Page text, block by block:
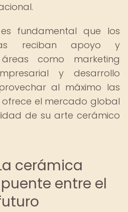
fundamental que los
reciban apoyo y
como marketing
y desarrollo
al máximo las
el mercado global
de su arte cerámico
cerámica
entre el